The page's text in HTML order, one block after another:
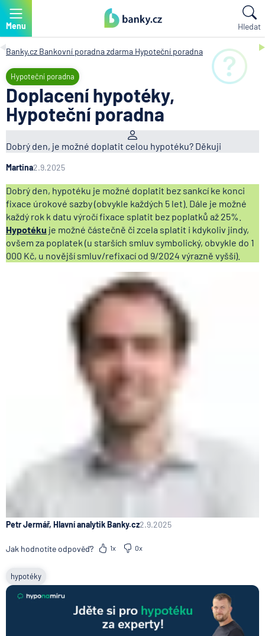
Menu Hledat
Banky.cz Bankovní poradna zdarma Hypoteční poradna
Hypoteční poradna
Doplacení hypotéky,
Hypoteční poradna
Dobrý den, je možné doplatit celou hypotéku? Děkuji
Martina2.9.2025
Dobrý den, hypotéku je možné doplatit bez sankcí ke konci
fixace úrokové sazby (obvykle každých 5 let). Dále je možné
každý rok k datu výročí fixace splatit bez poplatků až 25%.
Hypotéku je možné částečně či zcela splatit i kdykoliv jindy,
ovšem za poplatek (u starších smluv symbolický, obvykle do 1
000 Kč, u novější smluv/refixací od 9/2024 výrazně vyšší).
Petr Jermář, Hlavní analytik Banky.cz2.9.2025
Jak hodnotíte odpověď? 1x 0x
hypotéky